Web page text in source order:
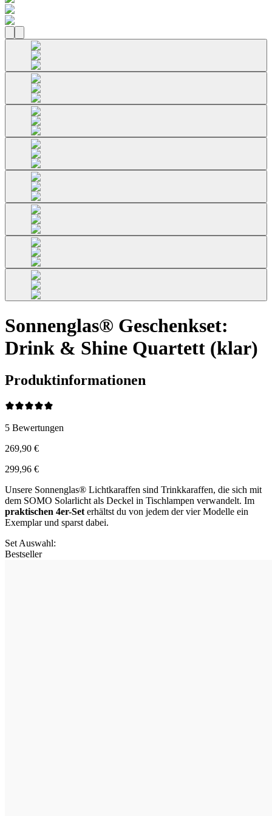
Sonnenglas® Geschenkset:
Drink & Shine Quartett (klar)
Produktinformationen
5 Bewertungen
269,90 €
299,96 €
Unsere Sonnenglas® Lichtkaraffen sind Trinkkaraffen, die sich mit
dem SOMO Solarlicht als Deckel in Tischlampen verwandelt. Im
praktischen 4er-Set erhältst du von jedem der vier Modelle ein
Exemplar und sparst dabei.
Set Auswahl:
Bestseller